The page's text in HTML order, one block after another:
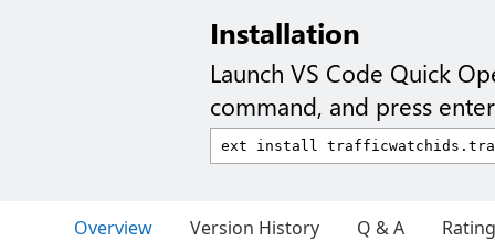
Installation
Launch VS Code Quick
command, and press
Overview Version History Q & A